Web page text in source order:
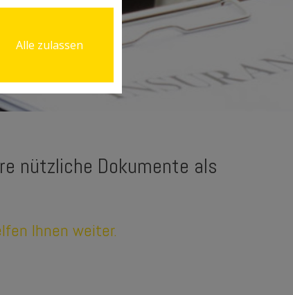
nützliche Dokumente als
Ihnen weiter.
Alle zulassen